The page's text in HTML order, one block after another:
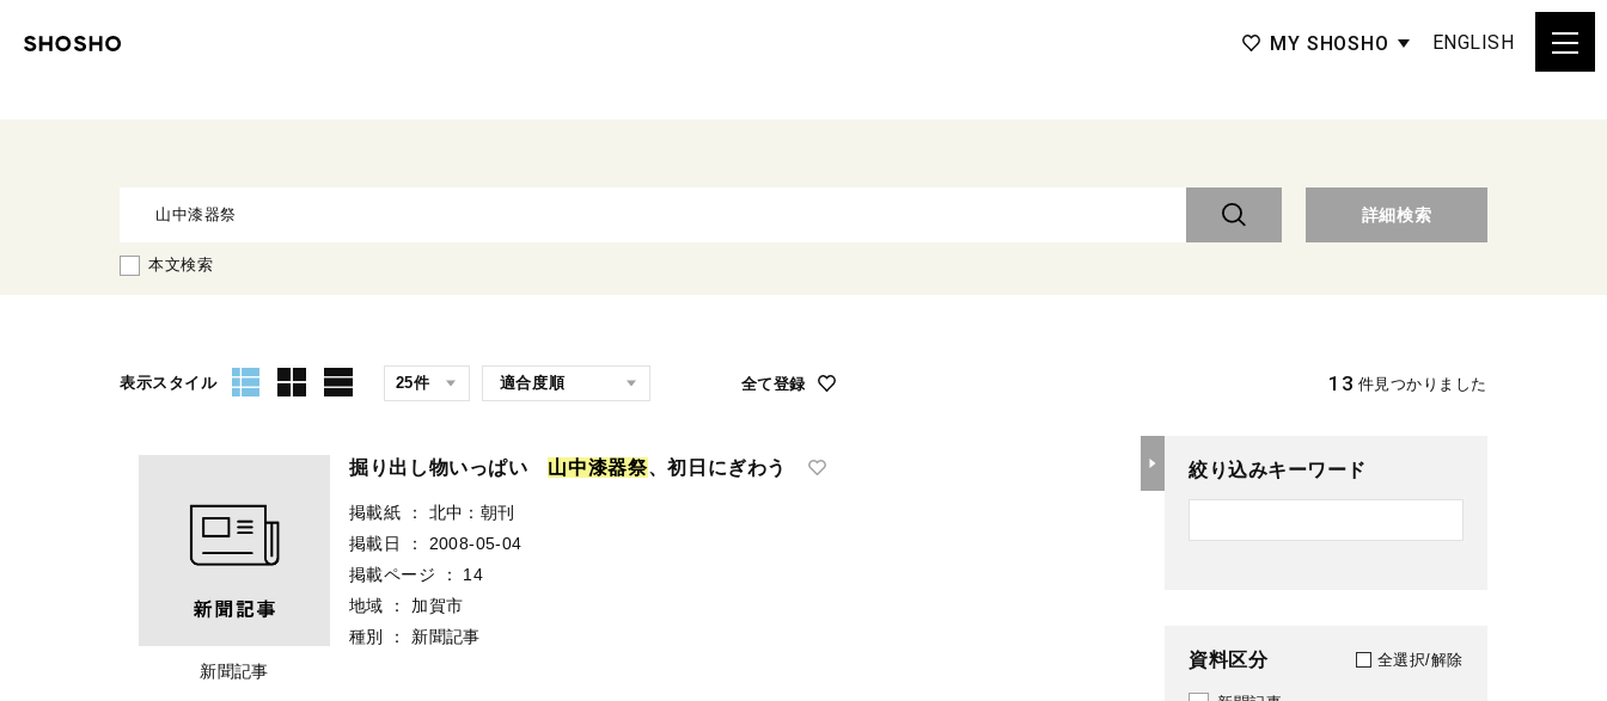
MY SHOSHO ENGLISH
詳細検索
本文検索
表示スタイル 全て登録 13 件見つかりました
新聞記事
掘り出し物いっぱい 山中漆器祭、初日にぎわう
掲載紙 ：
北中：朝刊
掲載日
：
2008-05-04
掲載ページ
：
14
地域
：
加賀市
種別
： 新聞記事
絞り込みキーワード
資料区分 全選択/解除